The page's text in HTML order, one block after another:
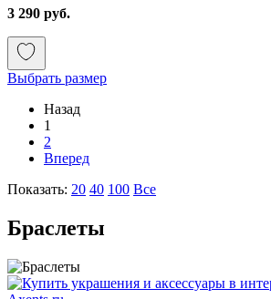
3 290 руб.
Выбрать размер
Назад
1
2
Вперед
Показать: 20 40 100 Все
Браслеты